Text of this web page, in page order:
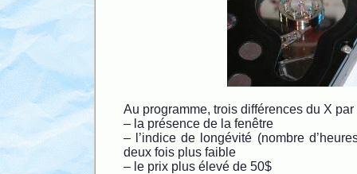
Au programme, trois différences du X
– la présence de la fenêtre
– l’indice de longévité (nombre
deux fois plus faible
– le prix plus élevé de 50$